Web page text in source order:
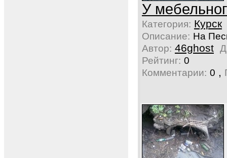
У
Категория: Курск
Описание: На
Автор: 46ghost
Рейтинг: 0
Комментарии: 0 ,